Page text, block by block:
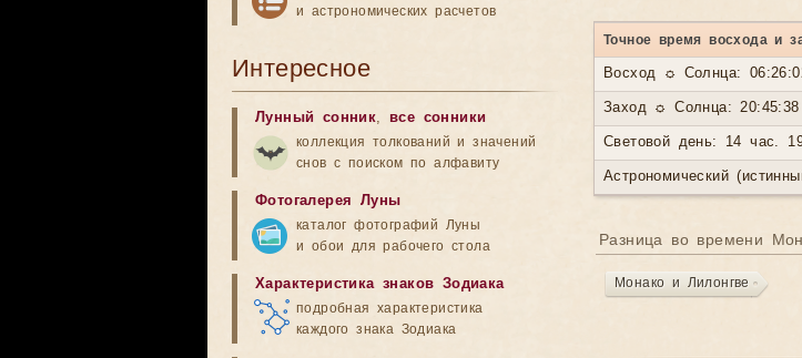
Точное время восхода и
Восход ☼ Солнца:
Заход ☼ Солнца: 20:45:38
Световой день: 14 час.
Астрономический
Разница во времени
Монако и Лилонгве
и астрономических расчетов
Интересное
Лунный сонник, все сонники
коллекция толкований и значений
снов с поиском по алфавиту
Фотогалерея Луны
каталог фотографий Луны
и обои для рабочего стола
Характеристика знаков Зодиака
подробная характеристика
каждого знака Зодиака